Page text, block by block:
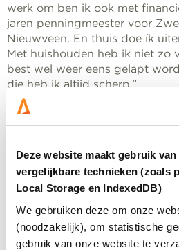
Deze website maakt gebruik
vergelijkbare technieken (zoals
Local Storage en IndexedDB)
We gebruiken deze om onze
(noodzakelijk), om statistische
gebruik van onze website te
werk om ben ik ook met
jaren penningmeester voor
Nieuwveen. En thuis doe ík
Met huishouden heb ik niet zo
best wel weer eens gelapt
die heb ik altijd scherp.”
Voor dit formulier is
marketingcookies vereist.
formulier te bekijken. Als u
of privacy-extensie gebruikt,
tijdelijk uitschakelen.